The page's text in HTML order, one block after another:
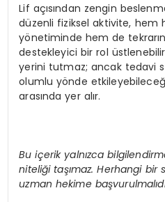
Lif açısından zengin
düzenli fiziksel aktivite, hem
yönetiminde hem de
destekleyici bir rol
yerini tutmaz; ancak tedavi
olumlu yönde
arasında yer alır.
Bu içerik yalnızca
niteliği taşımaz. Herhangi bir
uzman hekime